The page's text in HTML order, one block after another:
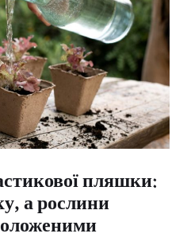
пляшки:
а рослини